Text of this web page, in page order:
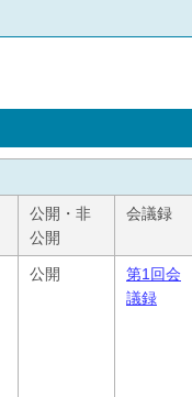
公開・非
公開
会議録
公開
第1回会
議録